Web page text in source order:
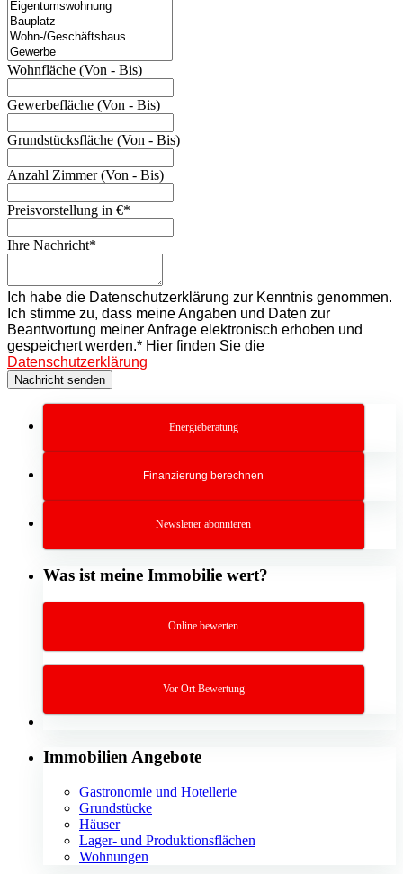
Wohnfläche (Von - Bis)
Gewerbefläche (Von - Bis)
Grundstücksfläche (Von - Bis)
Anzahl Zimmer (Von - Bis)
Website
Preisvorstellung in €*
Ihre Nachricht*
Ich habe die Datenschutzerklärung zur Kenntnis genommen.
Ich stimme zu, dass meine Angaben und Daten zur
Beantwortung meiner Anfrage elektronisch erhoben und
gespeichert werden.* Hier finden Sie die
Datenschutzerklärung
Nachricht senden
Energieberatung
Finanzierung berechnen
Newsletter abonnieren
Was ist meine Immobilie wert?
Online bewerten
Vor Ort Bewertung
Immobilien Angebote
Gastronomie und Hotellerie
Grundstücke
Häuser
Lager- und Produktionsflächen
Wohnungen